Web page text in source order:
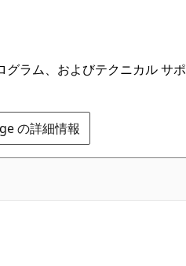
ラム、およびテクニカル サポ
の詳細情報